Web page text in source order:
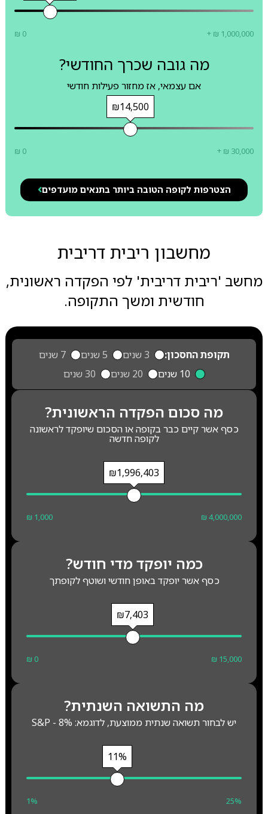
₪ 0 + ₪ 1,000,000
מה גובה שכרך החודשי?
אם עצמאי, אז מחזור פעילות חודשי
₪14,500
₪ 0 + ₪ 30,000
הצטרפות לקופה הטובה ביותר בתנאים מועדפים
מחשבון ריבית דריבית
מחשב 'ריבית דריבית' לפי הפקדה ראשונית,
חודשית ומשך התקופה.
תקופת החסכון: 3 שנים 5 שנים
7 שנים
10 שנים
20 שנים 30 שנים
מה סכום הפקדה הראשונית?
כסף אשר קיים כבר בקופה או הסכום שיופקד לראשונה
לקופה חדשה
₪1,996,403
₪ 1,000 ₪ 4,000,000
כמה יופקד מדי חודש?
כסף אשר יופקד באופן חודשי ושוטף לקופתך
₪7,403
₪ 0 ₪ 15,000
מה התשואה השנתית?
יש לבחור תשואה שנתית ממוצעת, לדוגמא: S&P - 8%
11%
1% 25%